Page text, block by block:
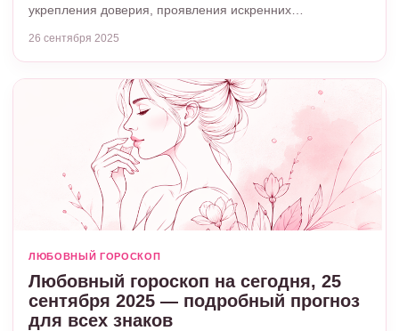
укрепления доверия, проявления искренних…
26 сентября 2025
ЛЮБОВНЫЙ ГОРОСКОП
Любовный гороскоп на сегодня, 25
сентября 2025 — подробный прогноз
для всех знаков